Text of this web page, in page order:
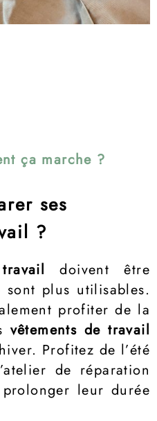
ça marche ?
ses
?
travaildoivent être
sont plus utilisables.
profiter de la
vêtements de travail
Profitez de l’été
de réparation
leur durée